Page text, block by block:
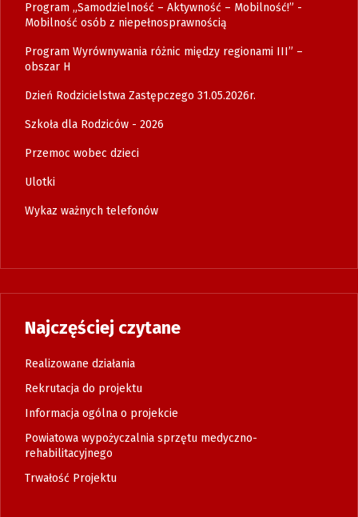
Program „Samodzielność – Aktywność – Mobilność!” -
Mobilność osób z niepełnosprawnością
Program Wyrównywania różnic między regionami III” –
obszar H
Dzień Rodzicielstwa Zastępczego 31.05.2026r.
Szkoła dla Rodziców - 2026
Przemoc wobec dzieci
Ulotki
Wykaz ważnych telefonów
Najczęściej czytane
Realizowane działania
Rekrutacja do projektu
Informacja ogólna o projekcie
Powiatowa wypożyczalnia sprzętu medyczno-
rehabilitacyjnego
Trwałość Projektu